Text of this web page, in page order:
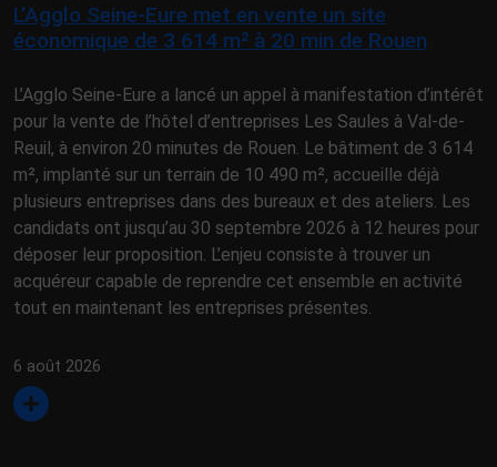
L’Agglo Seine-Eure met en vente un site
économique de 3 614 m² à 20 min de Rouen
L’Agglo Seine-Eure a lancé un appel à manifestation d’intérêt
pour la vente de l’hôtel d’entreprises Les Saules à Val-de-
Reuil, à environ 20 minutes de Rouen. Le bâtiment de 3 614
m², implanté sur un terrain de 10 490 m², accueille déjà
plusieurs entreprises dans des bureaux et des ateliers. Les
candidats ont jusqu’au 30 septembre 2026 à 12 heures pour
déposer leur proposition. L’enjeu consiste à trouver un
acquéreur capable de reprendre cet ensemble en activité
tout en maintenant les entreprises présentes.
6 août 2026